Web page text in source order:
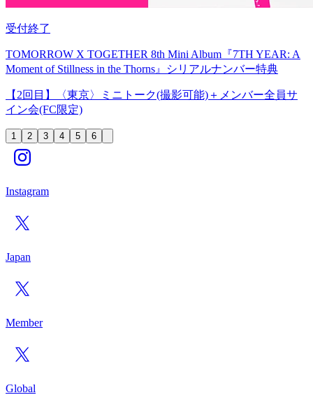
受付終了
TOMORROW X TOGETHER 8th Mini Album『7TH YEAR: A
Moment of Stillness in the Thorns』シリアルナンバー特典
【2回目】〈東京〉ミニトーク(撮影可能)＋メンバー全員サ
イン会(FC限定)
1 2 3 4 5 6
Instagram
Japan
Member
Global